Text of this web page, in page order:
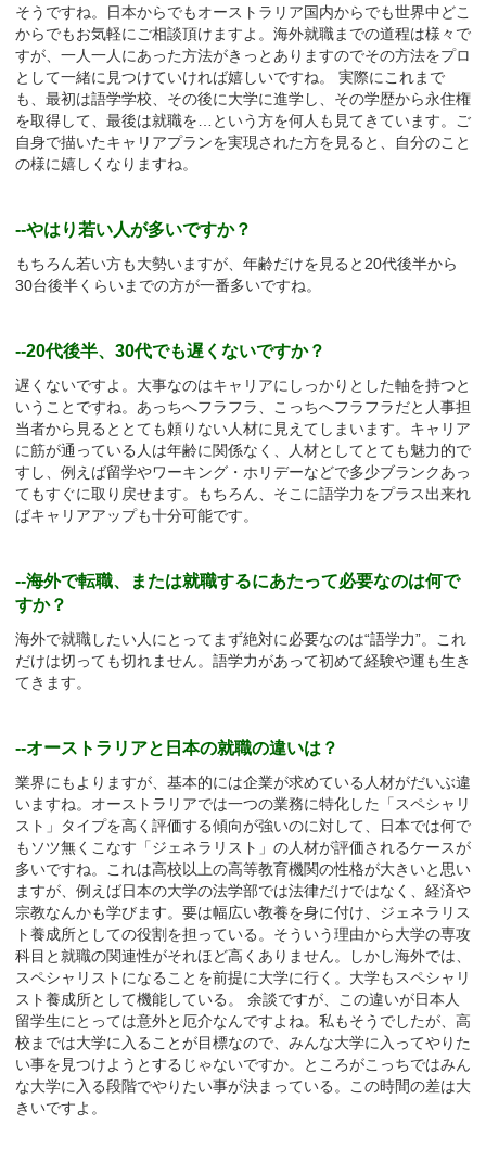
そうですね。日本からでもオーストラリア国内からでも世界中どこ
からでもお気軽にご相談頂けますよ。海外就職までの道程は様々で
すが、一人一人にあった方法がきっとありますのでその方法をプロ
として一緒に見つけていければ嬉しいですね。 実際にこれまで
も、最初は語学学校、その後に大学に進学し、その学歴から永住権
を取得して、最後は就職を…という方を何人も見てきています。ご
自身で描いたキャリアプランを実現された方を見ると、自分のこと
の様に嬉しくなりますね。
--やはり若い人が多いですか？
もちろん若い方も大勢いますが、年齢だけを見ると20代後半から
30台後半くらいまでの方が一番多いですね。
--20代後半、30代でも遅くないですか？
遅くないですよ。大事なのはキャリアにしっかりとした軸を持つと
いうことですね。あっちへフラフラ、こっちへフラフラだと人事担
当者から見るととても頼りない人材に見えてしまいます。キャリア
に筋が通っている人は年齢に関係なく、人材としてとても魅力的で
すし、例えば留学やワーキング・ホリデーなどで多少ブランクあっ
てもすぐに取り戻せます。もちろん、そこに語学力をプラス出来れ
ばキャリアアップも十分可能です。
--海外で転職、または就職するにあたって必要なのは何で
すか？
海外で就職したい人にとってまず絶対に必要なのは“語学力”。これ
だけは切っても切れません。語学力があって初めて経験や運も生き
てきます。
--オーストラリアと日本の就職の違いは？
業界にもよりますが、基本的には企業が求めている人材がだいぶ違
いますね。オーストラリアでは一つの業務に特化した「スペシャリ
スト」タイプを高く評価する傾向が強いのに対して、日本では何で
もソツ無くこなす「ジェネラリスト」の人材が評価されるケースが
多いですね。これは高校以上の高等教育機関の性格が大きいと思い
ますが、例えば日本の大学の法学部では法律だけではなく、経済や
宗教なんかも学びます。要は幅広い教養を身に付け、ジェネラリス
ト養成所としての役割を担っている。そういう理由から大学の専攻
科目と就職の関連性がそれほど高くありません。しかし海外では、
スペシャリストになることを前提に大学に行く。大学もスペシャリ
スト養成所として機能している。 余談ですが、この違いが日本人
留学生にとっては意外と厄介なんですよね。私もそうでしたが、高
校までは大学に入ることが目標なので、みんな大学に入ってやりた
い事を見つけようとするじゃないですか。ところがこっちではみん
な大学に入る段階でやりたい事が決まっている。この時間の差は大
きいですよ。